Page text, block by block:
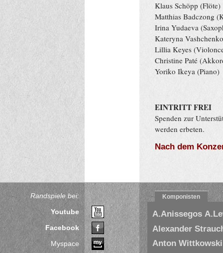
Klaus Schöpp (Flöte)
Matthias Badczong
Irina Yudaeva
Kateryna
Lillia Keyes
Christine Paté
YorikoIkeya (Piano)
EINTRITT FREI
Spenden zur
werden erbeten.
Nach dem
Randspiele bei:
Youtube
Facebook
Myspace
Komponisten
A.Anissegos
Alexander
Anton